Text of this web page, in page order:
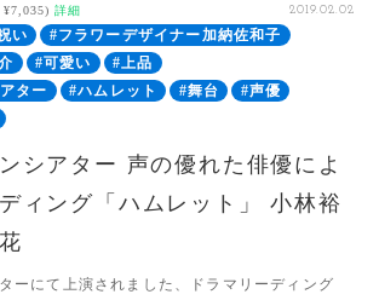
¥7,035) 詳細 2019.02.02
い
#フラワーデザイナー加納佐和子
#可愛い
#上品
ター
#ハムレット #舞台
#声優
シアター 声の優れた俳優によ
ィング「ハムレット」 小林裕
ーにて上演されました、ドラマリーディング